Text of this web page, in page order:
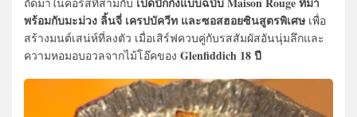
พร้อมกับมะม่วง ลิ้นจี่ เครปบัควีท และซอสฮอยซินสูตรพิเศษ เพื่อ
สร้างมนต์เสน่ห์ที่ลงตัว เมื่อเสิร์ฟควบคู่กับรสสัมผัสอันนุ่มลึกและ
ความหอมอบอวลจากไม้โอ๊คของ Glenfiddich 18 ปี